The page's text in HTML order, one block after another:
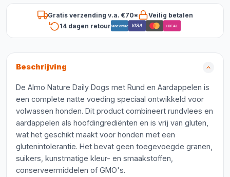
Gratis verzending v.a. €70*
Veilig betalen
14 dagen retourBancontact VISA iDEAL
Beschrijving
De Almo Nature Daily Dogs met Rund en Aardappelen is
een complete natte voeding speciaal ontwikkeld voor
volwassen honden. Dit product combineert rundvlees en
aardappelen als hoofdingrediënten en is vrij van gluten,
wat het geschikt maakt voor honden met een
glutenintolerantie. Het bevat geen toegevoegde granen,
suikers, kunstmatige kleur- en smaakstoffen,
conserveermiddelen of GMO's.